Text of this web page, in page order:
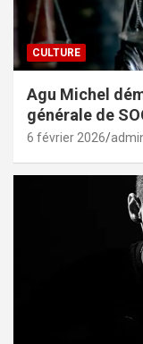
CULTURE
Agu Michel
générale de
6 février 2026